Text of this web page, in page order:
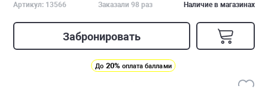
Артикул: 13566 Заказали 98 раз Наличие в магазинах
Забронировать
До 20% оплата баллами